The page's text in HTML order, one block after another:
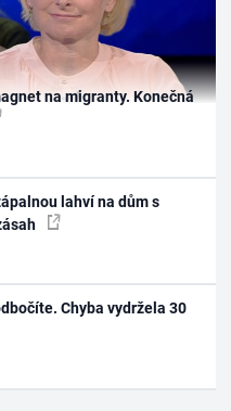
na migranty. Konečná
lahví na dům s
Chyba vydržela 30